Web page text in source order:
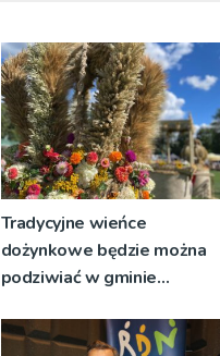
Tradycyjne wieńce
dożynkowe będzie można
podziwiać w gminie